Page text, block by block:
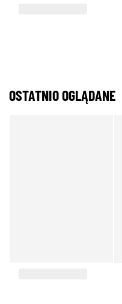
OSTATNIO OGLĄDANE